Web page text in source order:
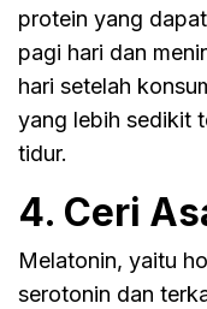
protein yang
pagi hari dan
hari setelah
yang lebih sedikit
tidur.
4. Ceri
Melatonin, yaitu
serotonin dan